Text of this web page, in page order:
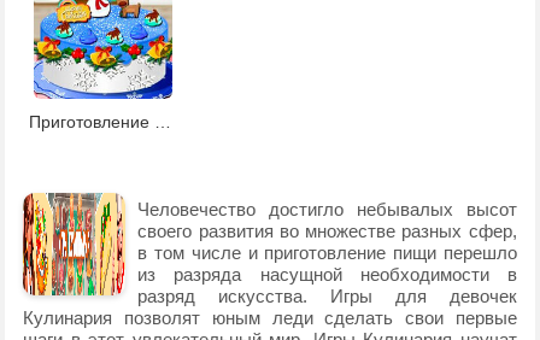
Приготовление рождественского торта
Человечество достигло небывалых высот
своего развития во множестве разных сфер,
в том числе и приготовление пищи перешло
из разряда насущной необходимости в
разряд искусства. Игры для девочек
Кулинария позволят юным леди сделать свои первые